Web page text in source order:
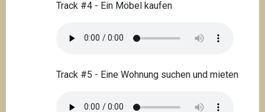
Track #4 - Ein Möbel kaufen
Track #5 - Eine Wohnung suchen und mieten